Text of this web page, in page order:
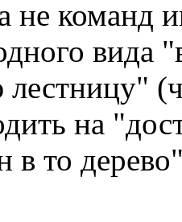
не команд
вида
на
в то